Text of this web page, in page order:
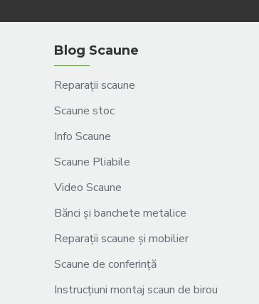
Blog Scaune
Reparații scaune
Scaune stoc
Info Scaune
Scaune Pliabile
Video Scaune
Bănci și banchete metalice
Reparații scaune și mobilier
Scaune de conferință
Instrucțiuni montaj scaun de birou